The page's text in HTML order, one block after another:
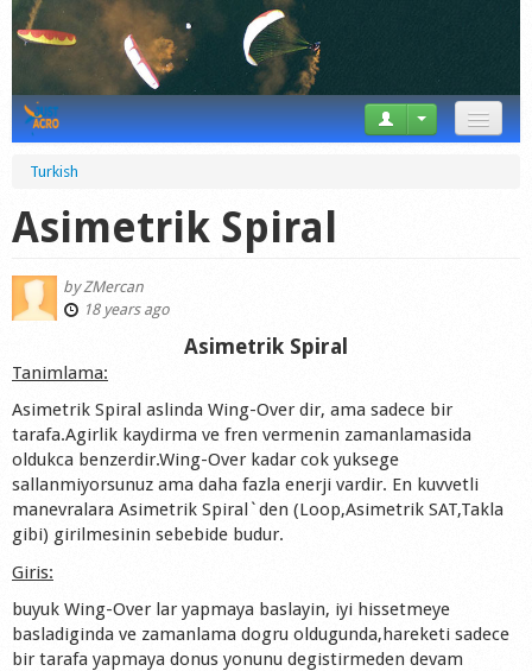
News
Tricks
Forum
Calendar
Gear
Market
Turkish
Asimetrik Spiral
byZMercan
18 years ago
Asimetrik Spiral
Tanimlama:
Asimetrik Spiral aslinda Wing-Over dir, ama sadece bir
tarafa.Agirlik kaydirma ve fren vermenin zamanlamasida
oldukca benzerdir.Wing-Over kadar cok yuksege
sallanmiyorsunuz ama daha fazla enerji vardir. En kuvvetli
manevralara Asimetrik Spiral`den (Loop,Asimetrik SAT,Takla
gibi) girilmesinin sebebide budur.
Giris:
buyuk Wing-Over lar yapmaya baslayin, iyi hissetmeye
basladiginda ve zamanlama dogru oldugunda,hareketi sadece
bir tarafa yapmaya donus yonunu degistirmeden devam